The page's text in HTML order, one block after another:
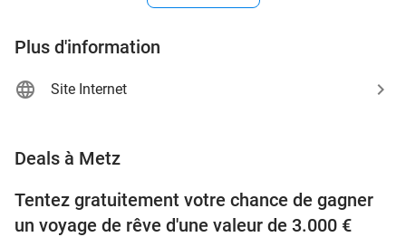
Plus d'information
Site Internet
Deals à Metz
Tentez gratuitement votre chance de gagner
un voyage de rêve d'une valeur de 3.000 €